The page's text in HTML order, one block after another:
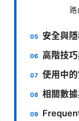
路
安全與
高階技
使用中
相關數